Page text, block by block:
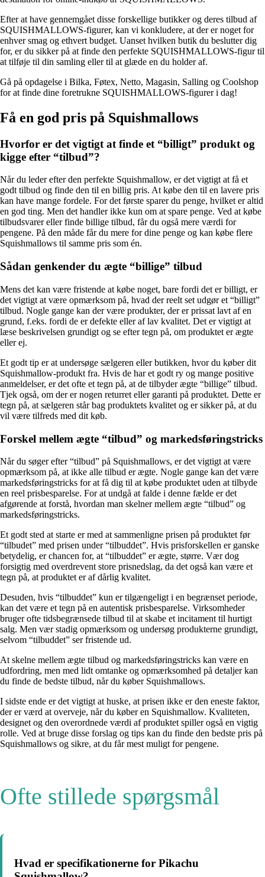
Efter at have gennemgået disse forskellige butikker og deres tilbud af
SQUISHMALLOWS-figurer, kan vi konkludere, at der er noget for
enhver smag og ethvert budget. Uanset hvilken butik du beslutter dig
for, er du sikker på at finde den perfekte SQUISHMALLOWS-figur til
at tilføje til din samling eller til at glæde en du holder af.
Gå på opdagelse i Bilka, Føtex, Netto, Magasin, Salling og Coolshop
for at finde dine foretrukne SQUISHMALLOWS-figurer i dag!
Få en god pris på Squishmallows
Hvorfor er det vigtigt at finde et “billigt” produkt og
kigge efter “tilbud”?
Når du leder efter den perfekte Squishmallow, er det vigtigt at få et
godt tilbud og finde den til en billig pris. At købe den til en lavere pris
kan have mange fordele. For det første sparer du penge, hvilket er altid
en god ting. Men det handler ikke kun om at spare penge. Ved at købe
tilbudsvarer eller finde billige tilbud, får du også mere værdi for
pengene. På den måde får du mere for dine penge og kan købe flere
Squishmallows til samme pris som én.
Sådan genkender du ægte “billige” tilbud
Mens det kan være fristende at købe noget, bare fordi det er billigt, er
det vigtigt at være opmærksom på, hvad der reelt set udgør et “billigt”
tilbud. Nogle gange kan der være produkter, der er prissat lavt af en
grund, f.eks. fordi de er defekte eller af lav kvalitet. Det er vigtigt at
læse beskrivelsen grundigt og se efter tegn på, om produktet er ægte
eller ej.
Et godt tip er at undersøge sælgeren eller butikken, hvor du køber dit
Squishmallow-produkt fra. Hvis de har et godt ry og mange positive
anmeldelser, er det ofte et tegn på, at de tilbyder ægte “billige” tilbud.
Tjek også, om der er nogen returret eller garanti på produktet. Dette er
tegn på, at sælgeren står bag produktets kvalitet og er sikker på, at du
vil være tilfreds med dit køb.
Forskel mellem ægte “tilbud” og markedsføringstricks
Når du søger efter “tilbud” på Squishmallows, er det vigtigt at være
opmærksom på, at ikke alle tilbud er ægte. Nogle gange kan det være
markedsføringstricks for at få dig til at købe produktet uden at tilbyde
en reel prisbesparelse. For at undgå at falde i denne fælde er det
afgørende at forstå, hvordan man skelner mellem ægte “tilbud” og
markedsføringstricks.
Et godt sted at starte er med at sammenligne prisen på produktet før
“tilbudet” med prisen under “tilbuddet”. Hvis prisforskellen er ganske
betydelig, er chancen for, at “tilbuddet” er ægte, større. Vær dog
forsigtig med overdrevent store prisnedslag, da det også kan være et
tegn på, at produktet er af dårlig kvalitet.
Desuden, hvis “tilbuddet” kun er tilgængeligt i en begrænset periode,
kan det være et tegn på en autentisk prisbesparelse. Virksomheder
bruger ofte tidsbegrænsede tilbud til at skabe et incitament til hurtigt
salg. Men vær stadig opmærksom og undersøg produkterne grundigt,
selvom “tilbuddet” ser fristende ud.
At skelne mellem ægte tilbud og markedsføringstricks kan være en
udfordring, men med lidt omtanke og opmærksomhed på detaljer kan
du finde de bedste tilbud, når du køber Squishmallows.
I sidste ende er det vigtigt at huske, at prisen ikke er den eneste faktor,
der er værd at overveje, når du køber en Squishmallow. Kvaliteten,
designet og den overordnede værdi af produktet spiller også en vigtig
rolle. Ved at bruge disse forslag og tips kan du finde den bedste pris på
Squishmallows og sikre, at du får mest muligt for pengene.
Ofte stillede spørgsmål
Hvad er specifikationerne for Pikachu